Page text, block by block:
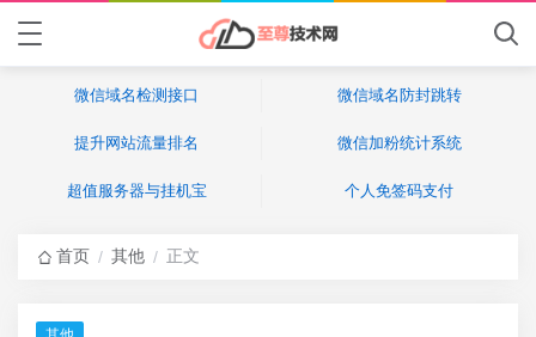
微信域名检测接口 微信域名防封跳转
提升网站流量排名 微信加粉统计系统
超值服务器与挂机宝 个人免签码支付
首页 / 其他 / 正文